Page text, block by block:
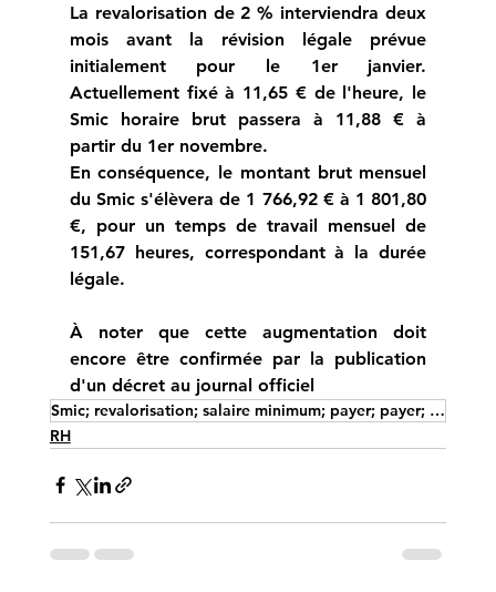
La revalorisation de 2 % interviendra deux
mois avant la révision légale prévue
initialement pour le 1er janvier.
Actuellement fixé à 11,65 € de l'heure, le
Smic horaire brut passera à 11,88 € à
partir du 1er novembre.
En conséquence, le montant brut mensuel
du Smic s'élèvera de 1 766,92 € à 1 801,80
€, pour un temps de travail mensuel de
151,67 heures, correspondant à la durée
légale.
À noter que cette augmentation doit
encore être confirmée par la publication
d'un décret au journal officiel
Smic; revalorisation; salaire minimum; payer; payer; novembre 2024 ; Optiqueconsultation ; brut mens
RH